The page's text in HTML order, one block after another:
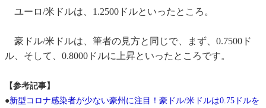
ユーロ/米ドルは、1.2500ドルといったところ。
豪ドル/米ドルは、筆者の見方と同じで、まず、0.7500ド
ル、そして、0.8000ドルに上昇といったところです。
【参考記事】
●新型コロナ感染者が少ない豪州に注目！豪ドル/米ドルは0.75ドルを